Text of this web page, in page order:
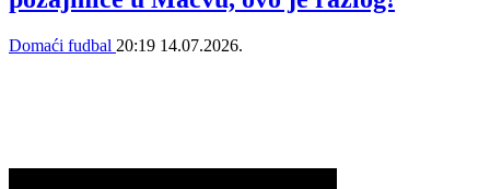
Domaći fudbal 20:19 14.07.2026.